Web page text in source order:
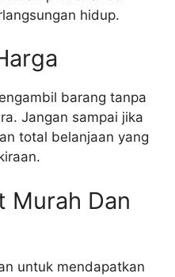
hidup.
barang tanpa
Jangan sampai jika
total belanjaan yang
Murah Dan
untuk mendapatkan